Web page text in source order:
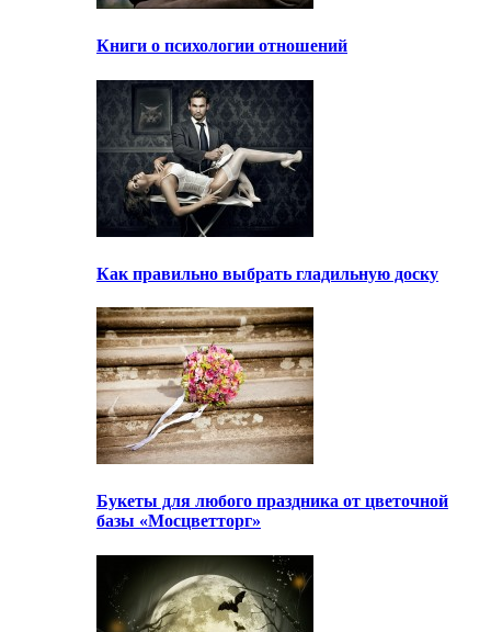
Книги о психологии отношений
Как правильно выбрать гладильную доску
Букеты для любого праздника от цветочной
базы «Мосцветторг»